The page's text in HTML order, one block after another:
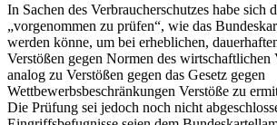
In Sachen des Verbraucherschutzes habe sich
„vorgenommen zu prüfen“, wie das
werden könne, um bei erheblichen,
Verstößen gegen Normen des wirtschaftlichen
analog zu Verstößen gegen das Gesetz gegen
Wettbewerbsbeschränkungen Verstöße zu
Die Prüfung sei jedoch noch nicht